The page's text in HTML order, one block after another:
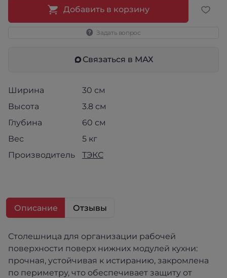
Добавить в корзину
Задать вопрос
Связаться в МАХ
Ширина
30 см
Высота
3.8 см
Глубина
60 см
Вес
5 кг
Производитель
ТЭКС
Описание Отзывы
Столешница для организации рабочей
поверхности поверх нижних модулей кухни:
прочная, устойчивая к истиранию, закромлена
по периметру, что обеспечивает защиту от